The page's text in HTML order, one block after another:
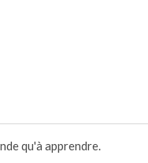
qu'à apprendre.